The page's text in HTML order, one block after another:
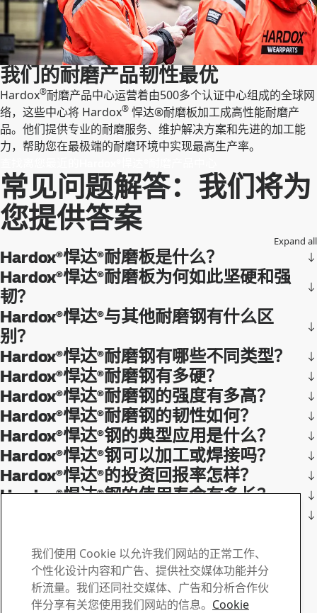
我们的耐磨产品韧性最优
Hardox®耐磨产品中心运营着由500多个认证中心组成的全球网
络，这些中心将 Hardox® 悍达®耐磨板加工成高性能耐磨产
品。他们提供专业的耐磨服务、维护解决方案和先进的加工能
力，帮助您在最极端的耐磨环境中实现最高生产率。
常见问题解答：我们将为
您提供答案
Expand all
Hardox®悍达®耐磨板是什么？
Hardox®悍达®耐磨板为何如此坚硬和强
韧？
Hardox®悍达®与其他耐磨钢有什么区
别？
Hardox®悍达®耐磨钢有哪些不同类型？
Hardox®悍达®耐磨钢有多硬？
Hardox®悍达®耐磨钢的强度有多高？
Hardox®悍达®耐磨钢的韧性如何？
Hardox®悍达®钢的典型应用是什么？
Hardox®悍达®钢可以加工或焊接吗？
Hardox®悍达®的投资回报率怎样？
Hardox®悍达®钢的使用寿命有多长？
如有任何问题或疑问 , 请
与我们联系
我们使用 Cookie 以允许我们网站的正常工作、
个性化设计内容和广告、提供社交媒体功能并分
析流量。我们还同社交媒体、广告和分析合作伙
伴分享有关您使用我们网站的信息。 Cookie